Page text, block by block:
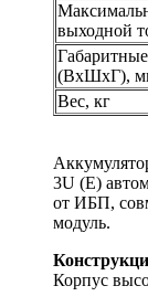
выходной
(ВхШхГ),
Вес, кг
3U (E)
от ИБП,
модуль.
Корпус